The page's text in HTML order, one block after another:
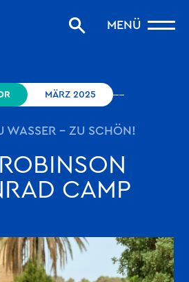
MENÜ
MÄRZ 2025
WASSER – ZU SCHÖN!
CAMP